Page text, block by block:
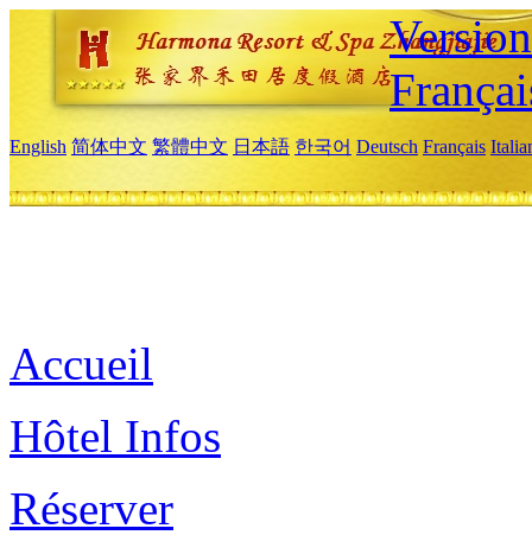
English 简体中文 繁體中文 日本語 한국어 Deutsch Français
Accueil
Hôtel Infos
Réserver